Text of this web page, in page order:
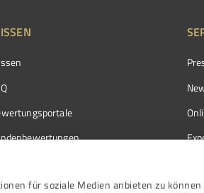
für soziale Medien anbieten zu können